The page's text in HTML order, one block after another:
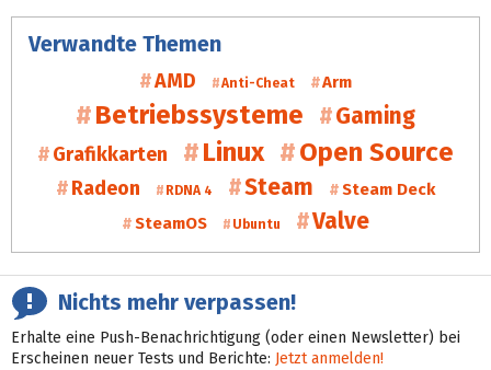
Verwandte Themen
AMD Anti-Cheat Arm
Betriebssysteme Gaming
Grafikkarten Linux Open Source
Radeon RDNA 4 Steam
Steam Deck
SteamOS
Ubuntu Valve
Nichts mehr verpassen!
Erhalte eine Push-Benachrichtigung (oder einen Newsletter) bei
Erscheinen neuer Tests und Berichte: Jetzt anmelden!